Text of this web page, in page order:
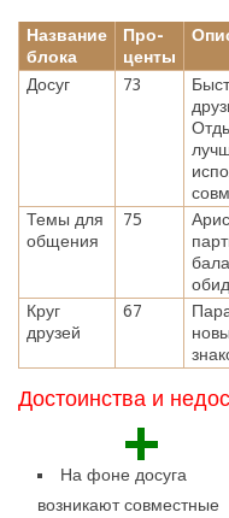
Название
блока
Про-
центы
Досуг 73
Темы для
общения
75
Круг
друзей
67
Достоинства и
+
На фоне досуга
возникают совместные